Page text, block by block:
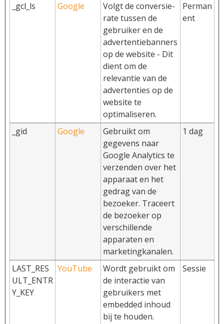
_gcl_ls Google
Volgt de conversie-
rate tussen de
gebruiker en de
advertentiebanners
op de website - Dit
dient om de
relevantie van de
advertenties op de
website te
optimaliseren.
Perman
ent
_gid Google
Gebruikt om
gegevens naar
Google Analytics te
verzenden over het
apparaat en het
gedrag van de
bezoeker. Traceert
de bezoeker op
verschillende
apparaten en
marketingkanalen.
1 dag
LAST_RES
ULT_ENTR
Y_KEY
YouTube
Wordt gebruikt om
de interactie van
gebruikers met
embedded inhoud
bij te houden.
Sessie